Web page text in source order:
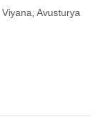
Viyana, Avusturya